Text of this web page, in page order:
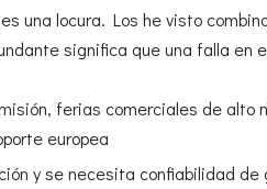
una locura. Los he visto
significa que una falla en
ferias comerciales de alto
europea
y se necesita confiabilidad